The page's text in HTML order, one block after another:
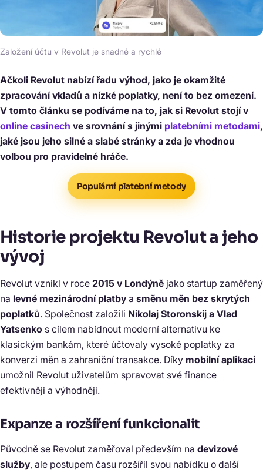
Založení účtu v Revolut je snadné a rychlé
Ačkoli Revolut nabízí řadu výhod, jako je okamžité
zpracování vkladů a nízké poplatky, není to bez omezení.
V tomto článku se podíváme na to, jak si Revolut stojí v
online casinech ve srovnání s jinými platebními metodami,
jaké jsou jeho silné a slabé stránky a zda je vhodnou
volbou pro pravidelné hráče.
Populární platební metody
Historie projektu Revolut a jeho
vývoj
Revolut vznikl v roce 2015 v Londýně jako startup zaměřený
na levné mezinárodní platby a směnu měn bez skrytých
poplatků. Společnost založili Nikolaj Storonskij a Vlad
Yatsenko s cílem nabídnout moderní alternativu ke
klasickým bankám, které účtovaly vysoké poplatky za
konverzi měn a zahraniční transakce. Díky mobilní aplikaci
umožnil Revolut uživatelům spravovat své finance
efektivněji a výhodněji.
Expanze a rozšíření funkcionalit
Původně se Revolut zaměřoval především na devizové
služby, ale postupem času rozšířil svou nabídku o další